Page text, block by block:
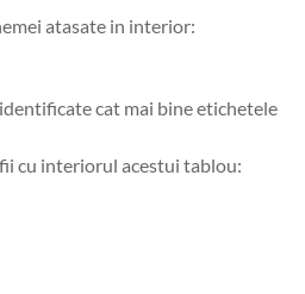
atasate in interior:
cat mai bine etichetele
cu interiorul acestui tablou: